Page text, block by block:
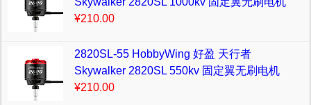
¥210.00
2820SL-55 HobbyWing 好盈 天行者
Skywalker 2820SL 550kv 固定翼无刷电机
¥210.00